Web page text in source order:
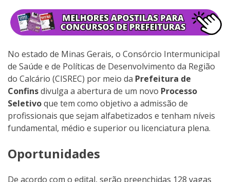
No estado de Minas Gerais, o Consórcio Intermunicipal
de Saúde e de Políticas de Desenvolvimento da Região
do Calcário (CISREC) por meio da Prefeitura de
Confinsdivulga a abertura de um novo Processo
Seletivoque tem como objetivo a admissão de
profissionais que sejam alfabetizados e tenham níveis
fundamental, médio e superior ou licenciatura plena.
Oportunidades
De acordo com o edital, serão preenchidas 128 vagas